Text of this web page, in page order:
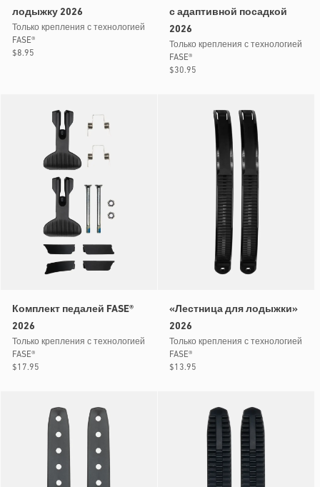
лодыжку 2026
Только крепления с технологией
FASE®
Обычная
$8.95
с адаптивной посадкой
2026
Только крепления с технологией
FASE®
Обычная
$30.95
Комплект педалей FASE®
2026
Только крепления с технологией
FASE®
Обычная
$17.95
«Лестница для лодыжки»
2026
Только крепления с технологией
FASE®
Обычная
$13.95